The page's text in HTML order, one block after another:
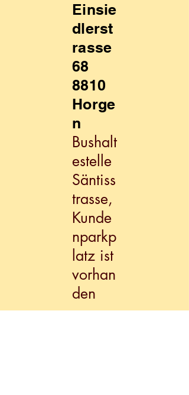
Einsie
dlerst
rasse
68
8810
Horge
n
Bushalt
estelle
Säntiss
trasse,
Kunde
nparkp
latz ist
vorhan
den